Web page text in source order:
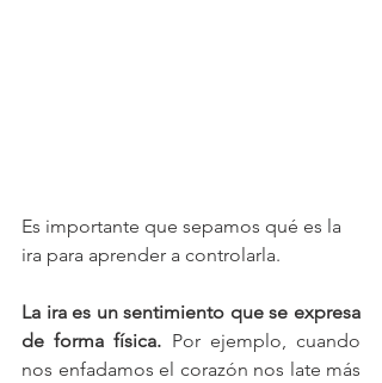
Es importante que sepamos qué es la
ira para aprender a controlarla.
La ira es un sentimiento que se expresa
de forma física. Por ejemplo, cuando
nos enfadamos el corazón nos late más